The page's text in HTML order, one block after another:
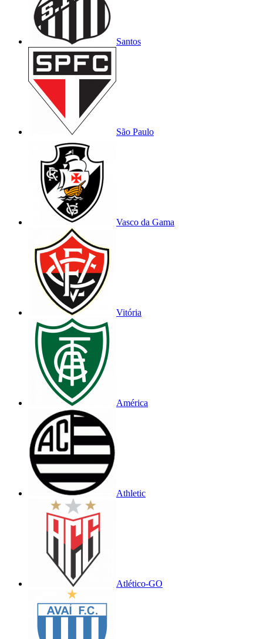
Santos
São Paulo
Vasco da Gama
Vitória
América
Athletic
Atlético-GO